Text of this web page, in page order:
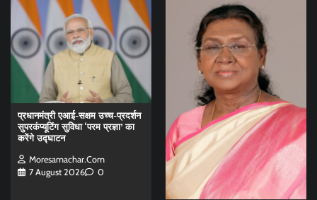
प्रधानमंत्री एआई-सक्षम उच्च-प्रदर्शन
सुपरकंप्यूटिंग सुविधा ‘परम प्रज्ञा’ का
करेंगे उद्घाटन
Moresamachar.com
7 August 2026
0